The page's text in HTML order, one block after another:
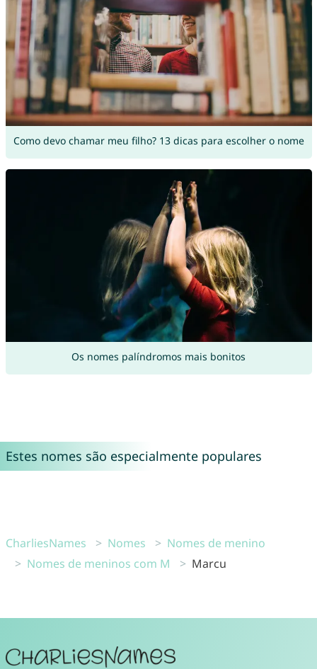
Como devo chamar meu filho? 13 dicas para escolher o nome
Os nomes palíndromos mais bonitos
Estes nomes são especialmente populares
CharliesNames Nomes
Nomes de menino
Nomes de meninos com M
Marcu